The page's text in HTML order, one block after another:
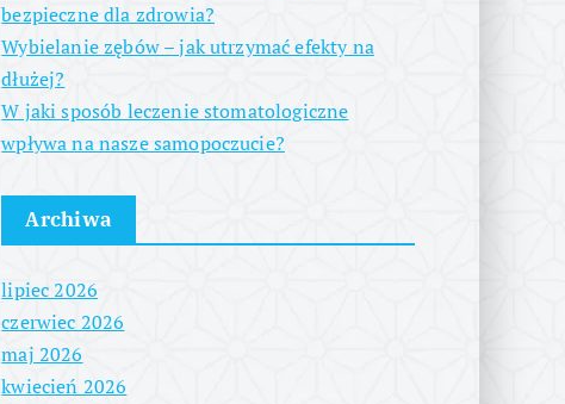
bezpieczne dla zdrowia?
Wybielanie zębów – jak utrzymać efekty na
dłużej?
W jaki sposób leczenie stomatologiczne
wpływa na nasze samopoczucie?
Archiwa
lipiec 2026
czerwiec 2026
maj 2026
kwiecień 2026